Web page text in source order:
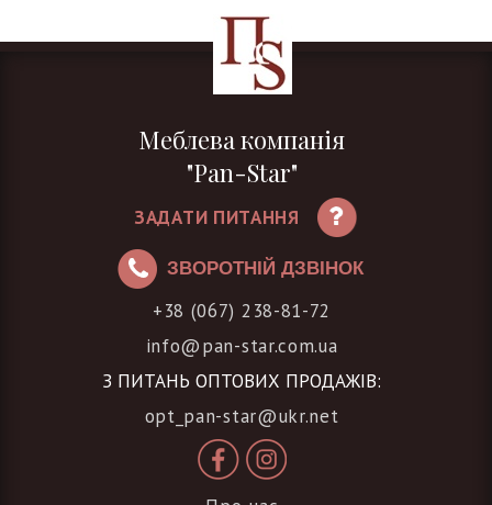
Меблева компанія
"Pan-Star"
ЗАДАТИ ПИТАННЯ
ЗВОРОТНІЙ ДЗВІНОК
+38 (067) 238-81-72
info@pan-star.com.ua
З ПИТАНЬ ОПТОВИХ ПРОДАЖІВ:
opt_pan-star@ukr.net